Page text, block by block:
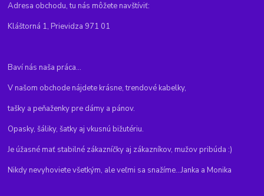
Adresa obchodu, tu nás môžete navštíviť:
Kláštorná 1, Prievidza 971 01
Baví nás naša práca...
V našom obchode nájdete krásne, trendové kabelky,
tašky a peňaženky pre dámy a pánov.
Opasky, šáliky, šatky aj vkusnú bižutériu.
Je úžasné mať stabilné zákazníčky aj zákazníkov, mužov pribúda :)
Nikdy nevyhoviete všetkým, ale veľmi sa snažíme...Janka a Monika